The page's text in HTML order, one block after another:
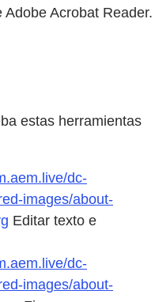
Acrobat Reader.
estas herramientas
dc-
images/about-
Editar texto e
dc-
images/about-